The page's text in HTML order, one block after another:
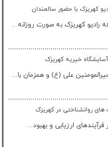
کهریزک با حضور سالمندان
رادیو کهریزک به صورت روزانه...
خیریه کهریزک
علی (ع) و همزمان با...
روانشناختی در کهریزک
ارزیابی و بهبود...